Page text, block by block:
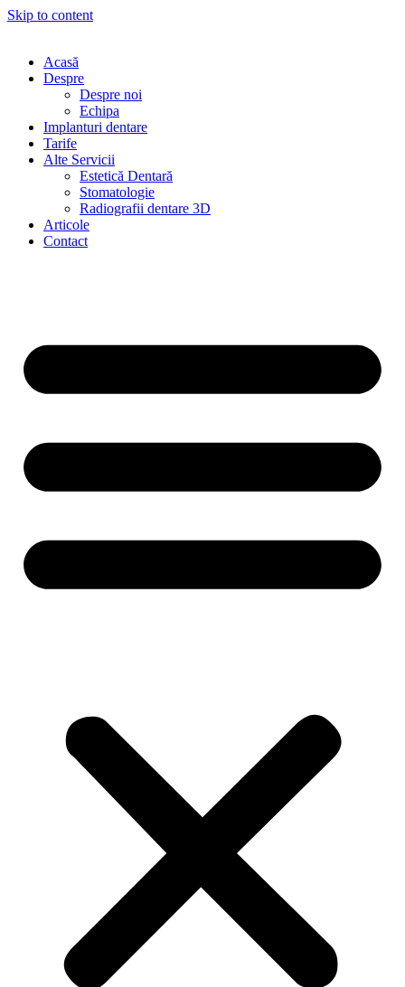
Skip to content
Acasă
Despre
Despre noi
Echipa
Implanturi dentare
Tarife
Alte Servicii
Estetică Dentară
Stomatologie
Radiografii dentare 3D
Articole
Contact